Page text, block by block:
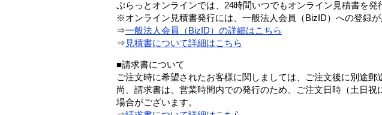
ぷらっとオンラインでは、24時間いつでもオンライン見積書を発
※オンライン見積書発行には、一般法人会員（BizID）への登録が
⇒一般法人会員（BizID）の詳細はこちら
⇒ 見積書について詳細はこちら
■請求書について
ご注文時に希望されたお客様に関しましては、ご注文後に別途郵
尚、請求書は、営業時間内での発行のため、ご注文日時（土日
場合がございます。